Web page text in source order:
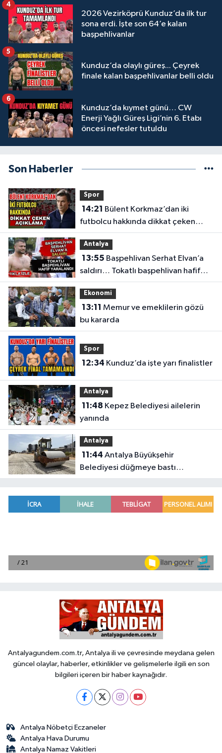
2026 Vezirköprü Kunduz’da ilk tur
sona erdi. İşte son 64’e kalan
başpehlivanlar
4
Kunduz’da olaylı güreş... Çeyrek
finale kalan başpehlivanlar belli oldu
5
Kunduz’da kıymet günü… CW
Enerji Yağlı Güreş Ligi’nin 6. Etabı
öncesi nefesler tutuldu
6
Son Haberler
Spor
14:21
futbolcu hakkında dikkat çeken
açıklama
Antalya
13:55
saldırı… Tokatlı başpehlivan hafif
yaralandı
Ekonomi
13:11
bu kararda
Spor
12:34 Kunduz’da işte yarı finalistler
Antalya
11:48
yanında
Antalya
11:44
Belediyesi düğmeye bastı
Antalya’da eş zamanlı çalışma
Antalyagundem.com.tr, Antalya ili ve çevresinde meydana gelen
güncel olaylar, haberler, etkinlikler ve gelişmelerle ilgili en son
bilgileri içeren bir haber kaynağıdır.
Antalya Nöbetçi Eczaneler
Antalya Hava Durumu
Antalya Namaz Vakitleri